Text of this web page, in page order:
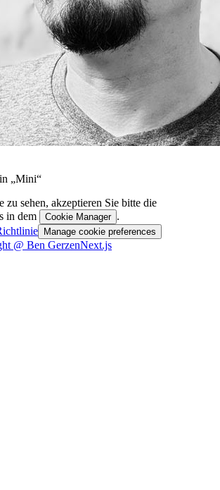
„Mini“
zu sehen, akzeptieren Sie bitte die
in dem
Cookie Manager .
Manage cookie preferences
@ Ben GerzenNext.js